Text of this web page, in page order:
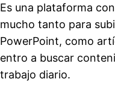
Es una plataforma
mucho tanto para
PowerPoint, como
entro a buscar
trabajo diario.